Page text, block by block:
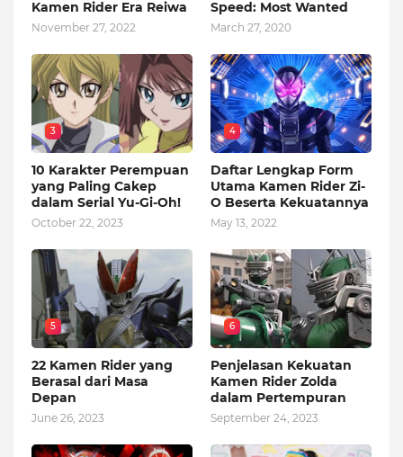
Kamen Rider Era Reiwa
November 27, 2022
Speed: Most Wanted
March 27, 2020
3
10 Karakter Perempuan
yang Paling Cakep
dalam Serial Yu-Gi-Oh!
October 22, 2023
4
Daftar Lengkap Form
Utama Kamen Rider Zi-
O Beserta Kekuatannya
May 13, 2022
5
22 Kamen Rider yang
Berasal dari Masa
Depan
June 26, 2023
6
Penjelasan Kekuatan
Kamen Rider Zolda
dalam Pertempuran
September 24, 2023